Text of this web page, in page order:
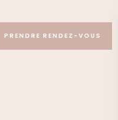
PRENDRE RENDEZ-VOUS